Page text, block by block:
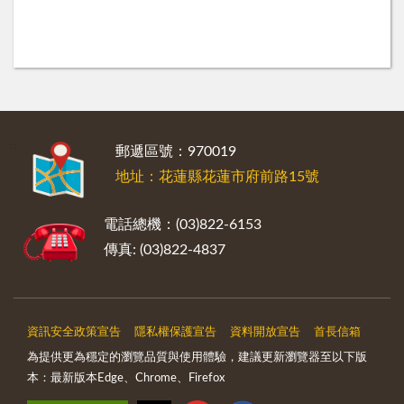
郵遞區號：970019
地址：花蓮縣花蓮市府前路15號
電話總機：(03)822-6153
傳真: (03)822-4837
資訊安全政策宣告 隱私權保護宣告 資料開放宣告 首長信箱
為提供更為穩定的瀏覽品質與使用體驗，建議更新瀏覽器至以下版
本：最新版本Edge、Chrome、Firefox